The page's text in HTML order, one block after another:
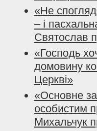
«Не
– і
Святослав
«Господь
домовину
Церкві»
«Основне
особистим
Михальчук